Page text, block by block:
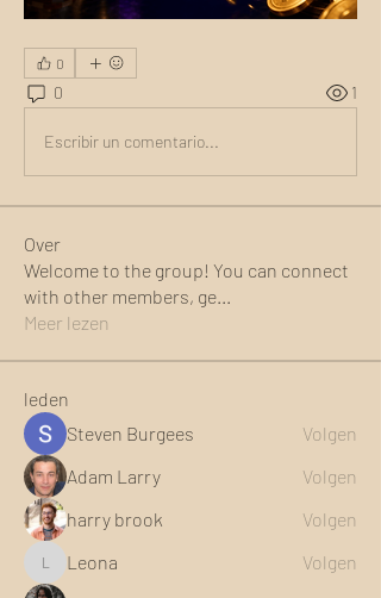
0
0 1
Escribir un comentario...
Over
Welcome to the group! You can connect
with other members, ge...
Meer lezen
leden
Steven Burgees
Volgen
Adam Larry
Volgen
harry brook
Volgen
LeonaLeona
Volgen